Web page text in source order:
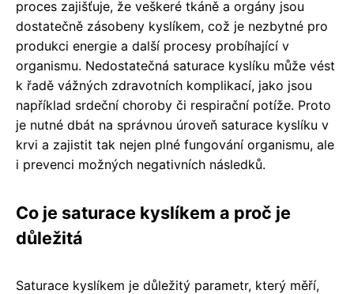
proces zajišťuje, že veškeré tkáně a orgány jsou
dostatečně zásobeny kyslíkem, což je nezbytné pro
produkci energie a další procesy probíhající v
organismu. Nedostatečná saturace kyslíku může vést
k řadě vážných zdravotních komplikací, jako jsou
například srdeční choroby či respirační potíže. Proto
je nutné dbát na správnou úroveň saturace kyslíku v
krvi a zajistit tak nejen plné fungování organismu, ale
i prevenci možných negativních následků.
Co je saturace kyslíkem a proč je
důležitá
Saturace kyslíkem je důležitý parametr, který měří,